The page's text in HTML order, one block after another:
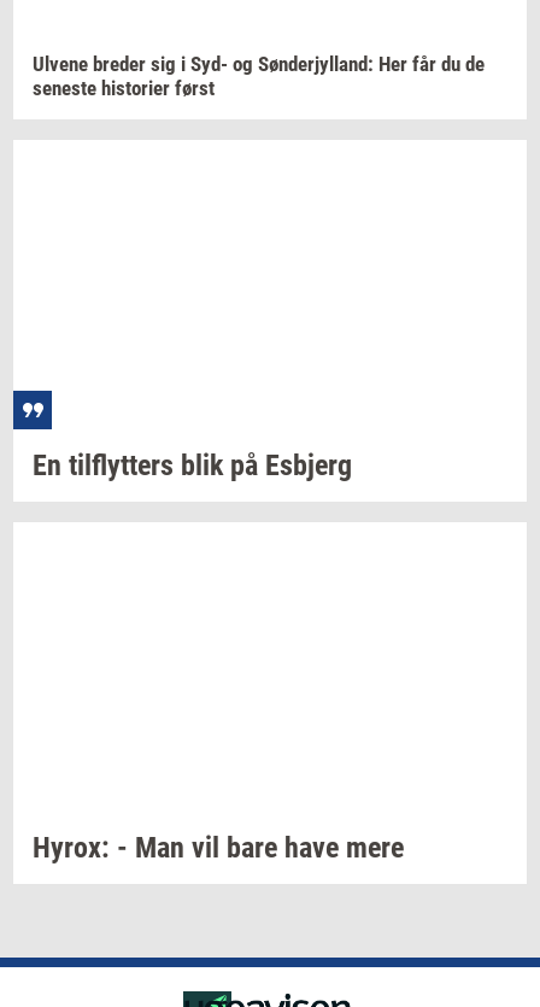
Ul­ve­ne bre­der sig i Syd- og Søn­derjyl­land: Her får du de
se­ne­ste hi­sto­ri­er først
En til­flyt­ters blik på Es­b­jerg
Hyrox: - Man vil bare have mere